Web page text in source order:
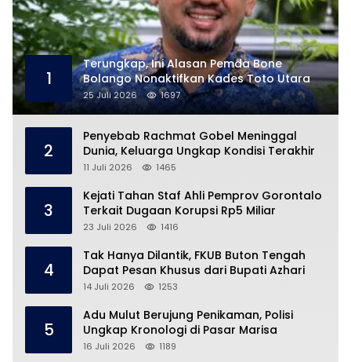
1
Terungkap, Ini Alasan Pemda Bone
Bolango Nonaktifkan Kades Toto Utara
25 Juli 2026 1697
2
Penyebab Rachmat Gobel Meninggal
Dunia, Keluarga Ungkap Kondisi Terakhir
11 Juli 2026 1465
3
Kejati Tahan Staf Ahli Pemprov Gorontalo
Terkait Dugaan Korupsi Rp5 Miliar
23 Juli 2026 1416
4
Tak Hanya Dilantik, FKUB Buton Tengah
Dapat Pesan Khusus dari Bupati Azhari
14 Juli 2026 1253
5
Adu Mulut Berujung Penikaman, Polisi
Ungkap Kronologi di Pasar Marisa
16 Juli 2026 1189